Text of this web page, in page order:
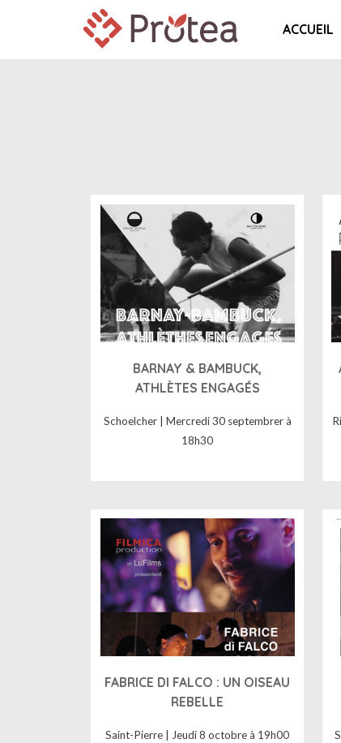
ACCUEIL
BARNAY & BAMBUCK,
ATHLÈTES ENGAGÉS
Schoelcher | Mercredi 30 septembrer à
18h30
FABRICE DI FALCO : UN OISEAU
REBELLE
Saint-Pierre | Jeudi 8 octobre à 19h00